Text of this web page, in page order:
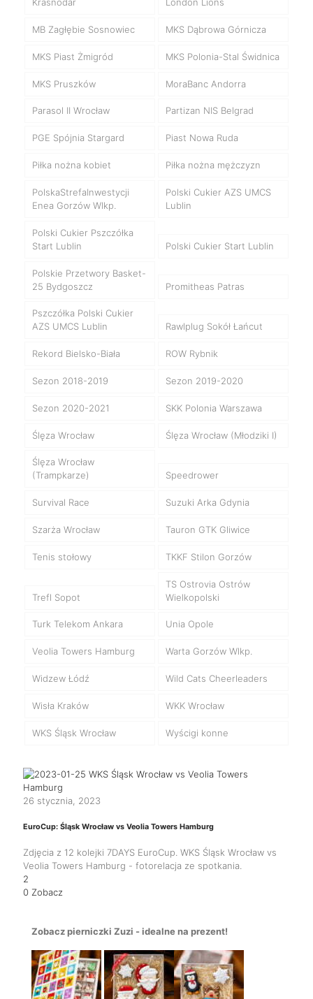
Krasnodar
London Lions
MB Zagłębie Sosnowiec MKS Dąbrowa Górnicza
MKS Piast Żmigród MKS Polonia-Stal Świdnica
MKS Pruszków MoraBanc Andorra
Parasol II Wrocław Partizan NIS Belgrad
PGE Spójnia Stargard Piast Nowa Ruda
Piłka nożna kobiet Piłka nożna mężczyzn
PolskaStrefaInwestycji
Enea Gorzów Wlkp.
Polski Cukier AZS UMCS
Lublin
Polski Cukier Pszczółka
Start Lublin
Polski Cukier Start Lublin
Polskie Przetwory Basket-
25 Bydgoszcz
Promitheas Patras
Pszczółka Polski Cukier
AZS UMCS Lublin
Rawlplug Sokół Łańcut
Rekord Bielsko-Biała ROW Rybnik
Sezon 2018-2019 Sezon 2019-2020
Sezon 2020-2021 SKK Polonia Warszawa
Ślęza Wrocław Ślęza Wrocław (Młodziki I)
Ślęza Wrocław
(Trampkarze)
Speedrower
Survival Race Suzuki Arka Gdynia
Szarża Wrocław Tauron GTK Gliwice
Tenis stołowy TKKF Stilon Gorzów
Trefl Sopot
TS Ostrovia Ostrów
Wielkopolski
Turk Telekom Ankara Unia Opole
Veolia Towers Hamburg Warta Gorzów Wlkp.
Widzew Łódź Wild Cats Cheerleaders
Wisła Kraków WKK Wrocław
WKS Śląsk Wrocław Wyścigi konne
26 stycznia, 2023
EuroCup: Śląsk Wrocław vs Veolia Towers Hamburg
Zdjęcia z 12 kolejki 7DAYS EuroCup. WKS Śląsk Wrocław vs
Veolia Towers Hamburg - fotorelacja ze spotkania.
2
0 Zobacz
Zobacz pierniczki Zuzi - idealne na prezent!